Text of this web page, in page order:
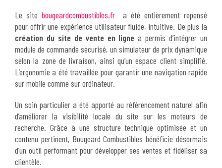
Le site bougeardcombustibles.fr a été entièrement repensé
pour offrir une expérience utilisateur fluide, intuitive. De plus la
création du site de vente en ligne a permis d’intégrer un
module de commande sécurisé, un simulateur de prix dynamique
selon la zone de livraison, ainsi qu’un espace client simplifié.
L’ergonomie a été travaillée pour garantir une navigation rapide
sur mobile comme sur ordinateur.
Un soin particulier a été apporté au référencement naturel afin
d’améliorer la visibilité locale du site sur les moteurs de
recherche. Grâce à une structure technique optimisée et un
contenu pertinent, Bougeard Combustibles bénéficie désormais
d’un outil performant pour développer ses ventes et fidéliser sa
clientèle.